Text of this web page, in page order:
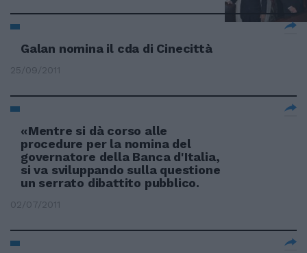
Galan nomina il cda di Cinecittà
25/09/2011
«Mentre si dà corso alle
procedure per la nomina del
governatore della Banca d'Italia,
si va sviluppando sulla questione
un serrato dibattito pubblico.
02/07/2011